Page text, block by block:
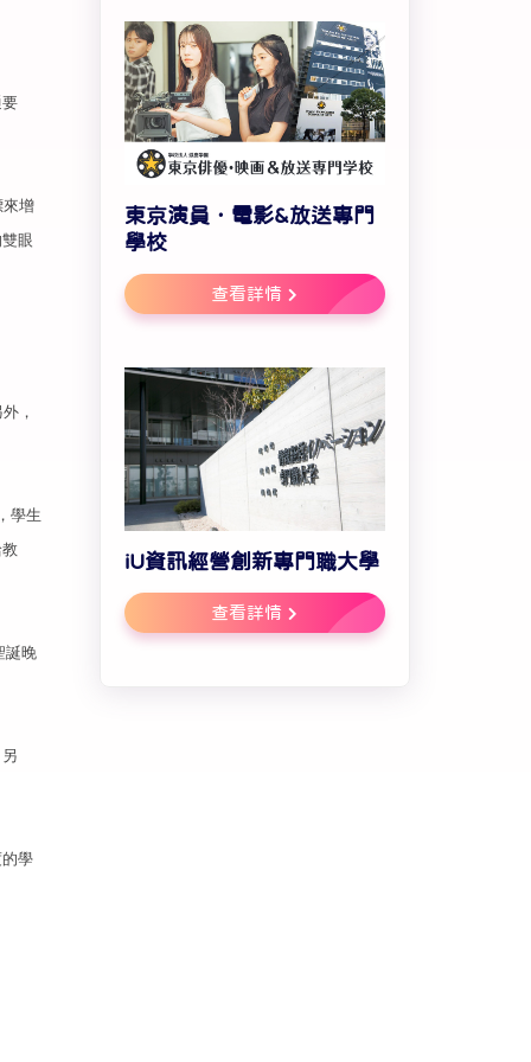
增
眼
，
學生
誕晚
學
東京演員．電影&放送專門
學校
查看詳情
iU資訊經營創新專門職大學
查看詳情